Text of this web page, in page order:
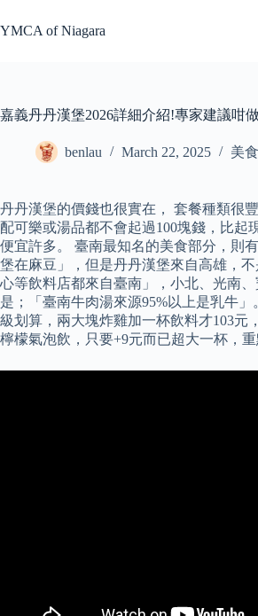
to
content
YMCA of Niagara
嘉義丹丹漢堡2026詳細介紹!專家建議咁
benlau March 22, 2025 美食
丹丹漢堡的價錢也很實在， 套餐種類很
配可樂或湯品都不會起過100塊錢，比起
便宜許多。 臺南最知名的美食部分，則
堡在麻豆」，但是丹丹漢堡來自高雄，
心等飲料店都來自臺南」，小北、光南
是；「臺南牛肉湯來源95%以上是乳牛」
級划算，兩大塊炸雞加一杯飲料才103元
檸檬氣泡飲，只要+9元而已超大一杯，重